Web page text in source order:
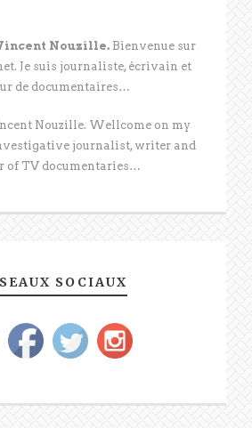
Nouzille.Bienvenue sur
Je suis journaliste, écrivain et
de documentaires…
Nouzille. Wellcome on my
journalist, writer and
of TV documentaries…
SOCIAUX